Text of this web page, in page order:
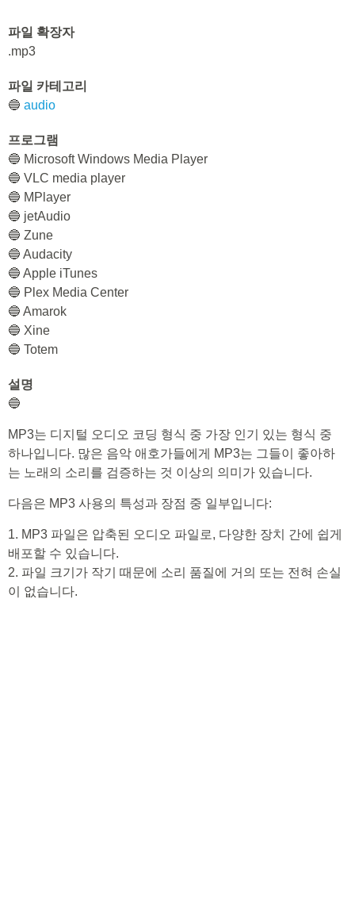
파일 확장자
.mp3
파일 카테고리
🔵 audio
프로그램
🔵 Microsoft Windows Media Player
🔵 VLC media player
🔵 MPlayer
🔵 jetAudio
🔵 Zune
🔵 Audacity
🔵 Apple iTunes
🔵 Plex Media Center
🔵 Amarok
🔵 Xine
🔵 Totem
설명
🔵
MP3는 디지털 오디오 코딩 형식 중 가장 인기 있는 형식 중
하나입니다. 많은 음악 애호가들에게 MP3는 그들이 좋아하
는 노래의 소리를 검증하는 것 이상의 의미가 있습니다.
다음은 MP3 사용의 특성과 장점 중 일부입니다:
1. MP3 파일은 압축된 오디오 파일로, 다양한 장치 간에 쉽게
배포할 수 있습니다.
2. 파일 크기가 작기 때문에 소리 품질에 거의 또는 전혀 손실
이 없습니다.